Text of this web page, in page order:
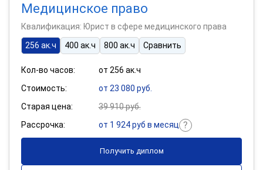
Медицинское право
Квалификация: Юрист в сфере медицинского права
256 ак.ч
400 ак.ч 800 ак.ч Сравнить
Кол-во часов:
от 256 ак.ч
Стоимость:
от 23 080 руб.
Старая цена:
39 910 руб.
Рассрочка:
от 1 924 руб в месяц
Получить диплом